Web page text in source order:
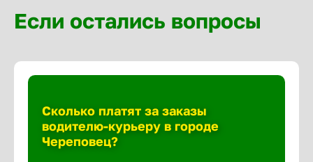
Если остались вопросы
Сколько платят за заказы
водителю-курьеру в городе
Череповец?